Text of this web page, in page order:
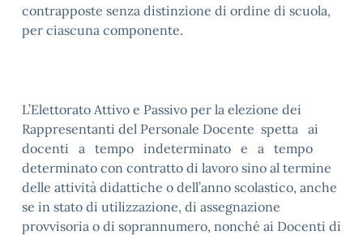
contrapposte senza distinzione di ordine di scuola,
per ciascuna componente.
L’Elettorato Attivo e Passivo per la elezione dei
Rappresentanti del Personale Docente spetta ai
docenti a tempo indeterminato e a tempo
determinato con contratto di lavoro sino al termine
delle attività didattiche o dell’anno scolastico, anche
se in stato di utilizzazione, di assegnazione
provvisoria o di soprannumero, nonché ai Docenti di